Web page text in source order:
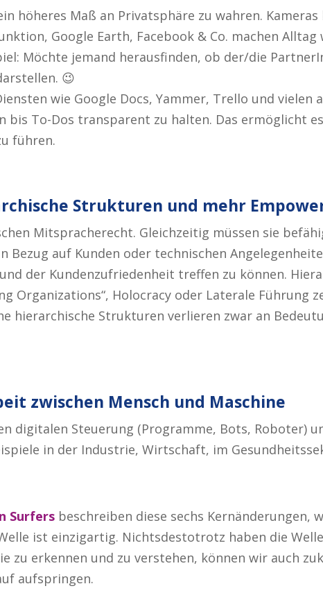
höheres Maß an Privatsphäre zu wahren.
Google Earth, Facebook & Co. machen
Möchte jemand herausfinden, ob der/die
😉
wie Google Docs, Yammer, Trello und vielen
bis To-Dos transparent zu halten. Das ermöglicht
führen.
Strukturen und mehr
Mitspracherecht. Gleichzeitig müssen sie
Bezug auf Kunden oder technischen
der Kundenzufriedenheit treffen zu können.
Organizations“, Holocracy oder Laterale Führung
hierarchische Strukturen verlieren zwar an
zwischen Mensch und Maschine
digitalen Steuerung (Programme, Bots, Roboter)
in der Industrie, Wirtschaft, im
Surfers beschreiben diese sechs Kernänderungen,
ist einzigartig. Nichtsdestotrotz haben die
zu erkennen und zu verstehen, können wir auch
aufspringen.